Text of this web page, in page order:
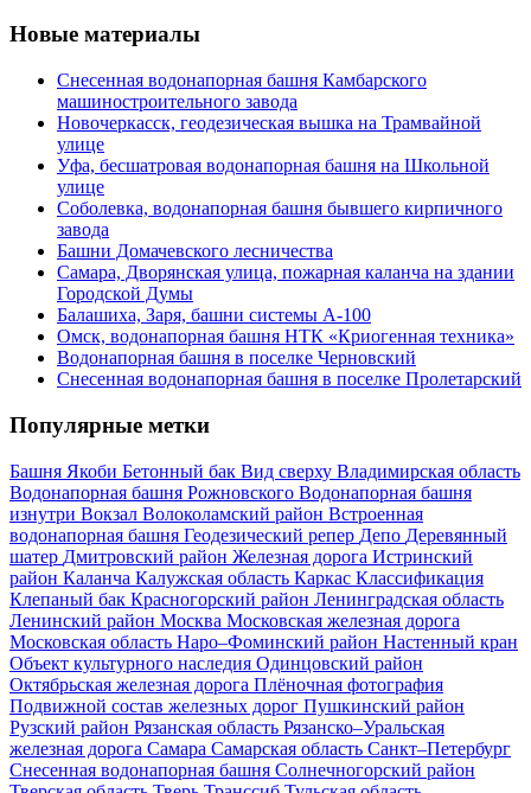
Новые материалы
Снесенная водонапорная башня Камбарского
машиностроительного завода
Новочеркасск, геодезическая вышка на Трамвайной
улице
Уфа, бесшатровая водонапорная башня на Школьной
улице
Соболевка, водонапорная башня бывшего кирпичного
завода
Башни Домачевского лесничества
Самара, Дворянская улица, пожарная каланча на здании
Городской Думы
Балашиха, Заря, башни системы А-100
Омск, водонапорная башня НТК «Криогенная техника»
Водонапорная башня в поселке Черновский
Снесенная водонапорная башня в поселке Пролетарский
Популярные метки
Башня Якоби Бетонный бак Вид сверху Владимирская область
Водонапорная башня Рожновского Водонапорная башня
изнутри Вокзал Волоколамский район Встроенная
водонапорная башня Геодезический репер Депо Деревянный
шатер Дмитровский район Железная дорога Истринский
район Каланча Калужская область Каркас Классификация
Клепаный бак Красногорский район Ленинградская область
Ленинский район Москва Московская железная дорога
Московская область Наро–Фоминский район Настенный кран
Объект культурного наследия Одинцовский район
Октябрьская железная дорога Плёночная фотография
Подвижной состав железных дорог Пушкинский район
Рузский район Рязанская область Рязанско–Уральская
железная дорога Самара Самарская область Санкт–Петербург
Снесенная водонапорная башня Солнечногорский район